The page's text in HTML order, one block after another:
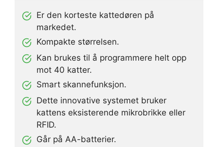
Er den korteste kattedøren på
markedet.
Kompakte størrelsen.
Kan brukes til å programmere helt opp
mot 40 katter.
Smart skannefunksjon.
Dette innovative systemet bruker
kattens eksisterende mikrobrikke eller
RFID.
Går på AA-batterier.